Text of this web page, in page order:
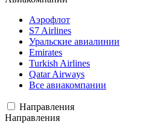
Аэрофлот
S7 Airlines
Уральские авиалинии
Emirates
Turkish Airlines
Qatar Airways
Все авиакомпании
Направления
Направления